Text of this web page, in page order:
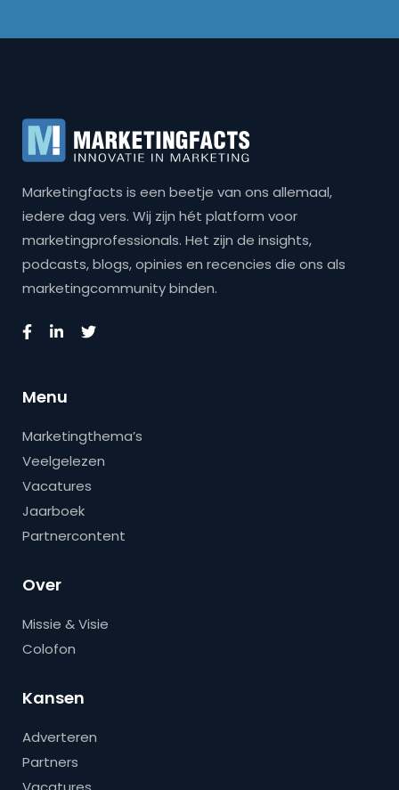
Marketingfacts is een beetje van ons allemaal,
iedere dag vers. Wij zijn hét platform voor
marketingprofessionals. Het zijn de insights,
podcasts, blogs, opinies en recencies die ons als
marketingcommunity binden.
Menu
Marketingthema’s
Veelgelezen
Vacatures
Jaarboek
Partnercontent
Over
Missie & Visie
Colofon
Kansen
Adverteren
Partners